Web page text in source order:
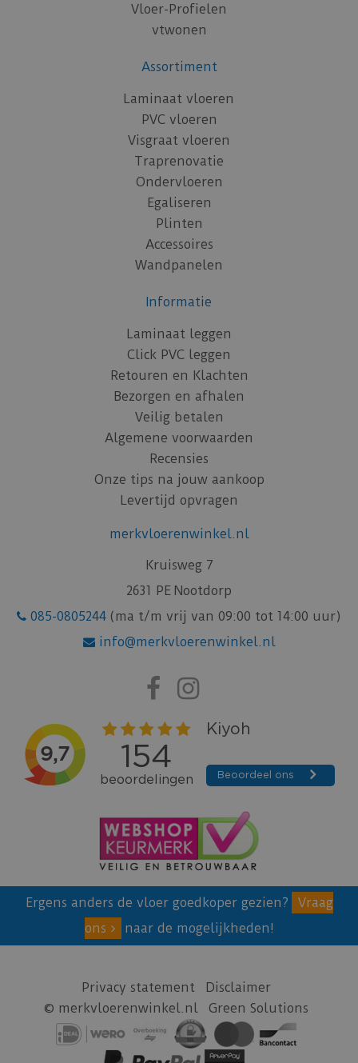
Vloer-Profielen
vtwonen
Assortiment
Laminaat vloeren
PVC vloeren
Visgraat vloeren
Traprenovatie
Ondervloeren
Egaliseren
Plinten
Accessoires
Wandpanelen
Informatie
Laminaat leggen
Click PVC leggen
Retouren en Klachten
Bezorgen en afhalen
Veilig betalen
Algemene voorwaarden
Recensies
Onze tips na jouw aankoop
Levertijd opvragen
merkvloerenwinkel.nl
Kruisweg 7
2631 PE Nootdorp
085-0805244 (ma t/m vrij van 09:00 tot 14:00 uur)
info@merkvloerenwinkel.nl
Ergens anders de vloer goedkoper gezien?
Vraag
ons
naar de mogelijkheden!
Privacy statement
Disclaimer
© merkvloerenwinkel.nl
Green Solutions